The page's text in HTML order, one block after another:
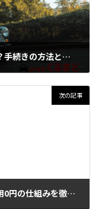
鍵なしの車でも廃車・引き取りは可能？手続きの方法と費用を解説
次の記事
廃車が本当に無料である理由とは？費用0円の仕組みを徹底解説